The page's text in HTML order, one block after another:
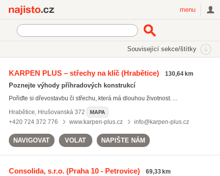
menu
Související sekce/štítky
nosné konstrukce(34)
kovové konstrukce(701)
Všechny související štítky
KARPEN PLUS – střechy na klíč(Hrabětice) 130,64 km
Poznejte výhody příhradových konstrukcí
Pořiďte si dřevostavbu či střechu, která má dlouhou životnost. ...
Hrabětice, Hrušovanská 372 MAPA
+420 724 372 776 www.karpen-plus.cz info@karpen-plus.cz
NAVIGOVAT VOLAT NAPIŠTE NÁM
Consolida, s.r.o.(Praha 10 - Petrovice) 69,33 km